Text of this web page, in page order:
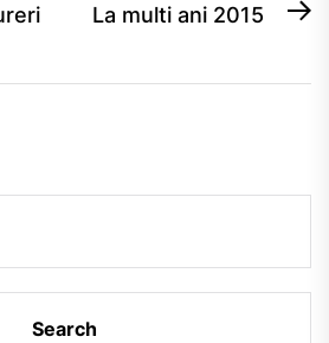
La multi ani 2015